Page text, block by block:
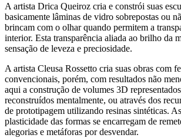
A artista Drica Queiroz cria e constrói suas
basicamente lâminas de vidro sobrepostas ou
brincam com o olhar quando permitem a
interior. Esta transparência aliada ao brilho da
sensação de leveza e preciosidade.
A artista Cleusa Rossetto cria suas obras com
convencionais, porém, com resultados não
aqui a construção de volumes 3D
reconstruídos mentalmente, ou através dos
de prototipagem utilizando resinas sintéticas.
plasticidade das formas se encarregam de
alegorias e metáforas por desvendar.